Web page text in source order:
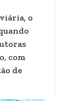
o
com
de